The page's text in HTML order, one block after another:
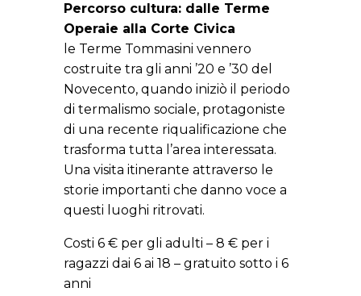
Percorso cultura: dalle Terme
Operaie alla Corte Civica
le Terme Tommasini vennero
costruite tra gli anni ’20 e ’30 del
Novecento, quando iniziò il periodo
di termalismo sociale, protagoniste
di una recente riqualificazione che
trasforma tutta l’area interessata.
Una visita itinerante attraverso le
storie importanti che danno voce a
questi luoghi ritrovati.
Costi 6 € per gli adulti – 8 € per i
ragazzi dai 6 ai 18 – gratuito sotto i 6
anni